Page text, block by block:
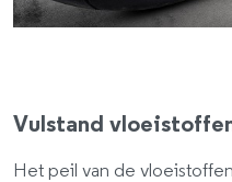
Vulstand
Het peil van de